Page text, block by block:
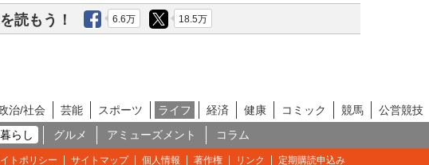
読もう！ 6.6万 18.5万
治/社会 芸能 スポーツ ライフ 経済 健康 コミック 競馬 公営競技
暮らし
グルメ アミューズメント コラム
トポリシー サイトマップ 個人情報 著作権 リンク 定期購読申込み